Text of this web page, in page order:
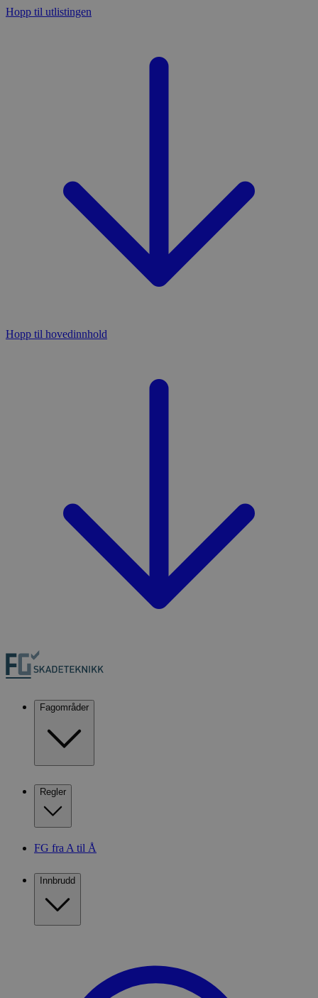
Hopp til utlistingen
Hopp til hovedinnhold
Fagområder
Regler
FG fra A til Å
Innbrudd